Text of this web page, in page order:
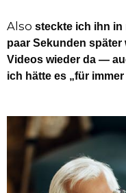
Also steckte ich ihn
paar Sekunden später
Videos wieder da —
ich hätte es „für